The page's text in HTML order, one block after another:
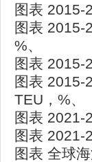
图表 2015-
图表 2015-
%、
图表 2015-
图表 2015-
TEU，%、
图表 2021-
图表 2021-
图表 全球